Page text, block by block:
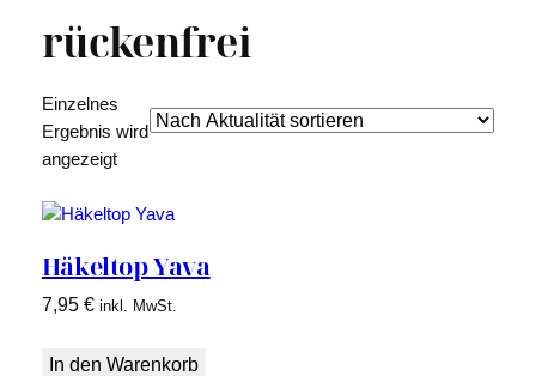
rückenfrei
Einzelnes
Ergebnis wird
angezeigt
Häkeltop Yava
7,95 € inkl. MwSt.
In den Warenkorb